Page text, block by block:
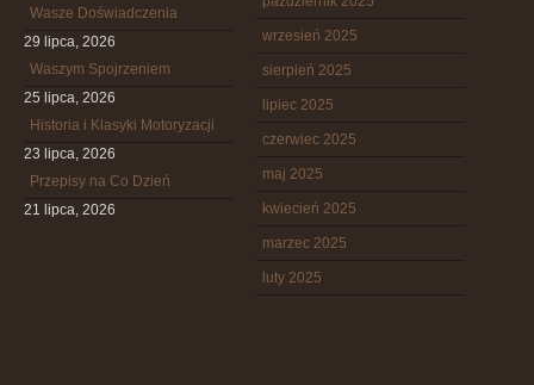
Wasze Doświadczenia
29 lipca, 2026
Waszym Spojrzeniem
25 lipca, 2026
Historia i Klasyki Motoryzacji
23 lipca, 2026
Przepisy na Co Dzień
21 lipca, 2026
wrzesień 2025
sierpień 2025
lipiec 2025
czerwiec 2025
maj 2025
kwiecień 2025
marzec 2025
luty 2025